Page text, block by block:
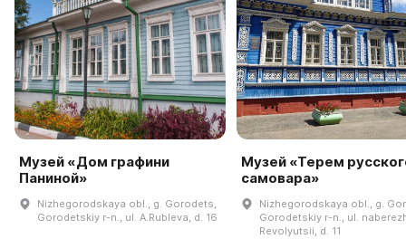
Музей «Дом графини
Паниной»
Nizhegorodskaya obl., g. Gorodets,
Gorodetskiy r-n., ul. A.Rubleva, d. 16
Музей «Терем
самовара»
Nizhegorodskaya obl., g.
Gorodetskiy r-n., ul.
Revolyutsii, d. 11